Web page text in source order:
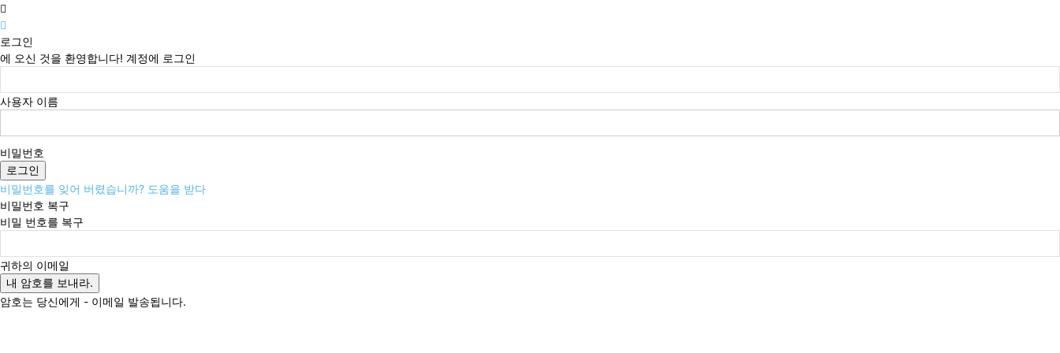
로그인
에 오신 것을 환영합니다! 계정에 로그인
사용자 이름
비밀번호
비밀번호를 잊어 버렸습니까? 도움을 받다
비밀번호 복구
비밀 번호를 복구
귀하의 이메일
암호는 당신에게 - 이메일 발송됩니다.